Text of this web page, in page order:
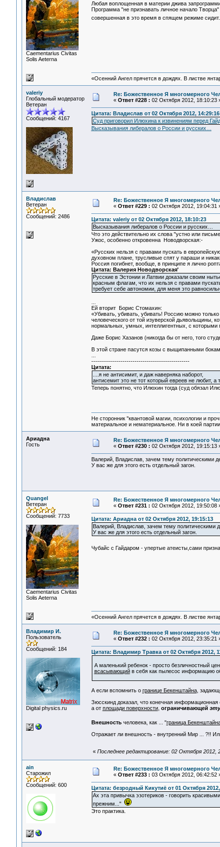
Сaementarius Civitas
Solis Aeterna
Любая воплощенная в материи джива
Программа "не признавать личное начало
совершенная в это время в спящем режиме
«Осенний Ангел прячется в дождях. В листве
valeriy
Глобальный модератор
Ветеран
Сообщений: 4167
Re: Божественное Я многомерного
« Ответ #228 : 02 Октября 2012, 18:10:23
Цитата: Владислав от 02 Октября 2012, 14:29:16
Суд приговорил Илюхина к извинениям перед
Высказывания либералов о России и русских…
Владислав
Ветеран
Сообщений: 2486
Re: Божественное Я многомерного
« Ответ #229 : 02 Октября 2012, 19:04:31
Цитата: valeriy от 02 Октября 2012, 18:10:23
Высказывания либералов о России и русских…
Что это действительно их слова "устно или
Ужос, особенно откровенна Новодворская:-
«Русских нельзя с правами пускать в
духовном плане, трусливые спят у параши и
Россия погибнет, вообще, в принципе я лично
Цитата: Валерия Новодворская'
Русские в Эстонии и Латвии доказали своим
красным флагам, что их нельзя с правами
требует себе автономии, для меня это
Ей вторит Борис Стомахин:
«Убивать, убивать, убивать! Россию можно
человеческого от той изуверской дьявольщины,
нормальных, умных, интеллигентных, с
Даже Борис Хазанов (никогда бы от него, того
В этой стране пасутся козы с выщипанными
--------------------------------------------------
Цитата:
....я не антисимит, и даж наверняка наборот,
антисемит это не тот который евреев не любит, а
Теперь понятно, что Илюхин тогда (суд обязал
Не сторонник "квантовой магии, психологии и
материальное и нематериальное. Ни в коей
Ариадна
Гость
Re: Божественное Я многомерного
« Ответ #230 : 02 Октября 2012, 19:15:13
Валерий, Владислав, зачем тему политическими
У вас же для этого есть отдельный загон.
Quangel
Ветеран
Сообщений: 7733
Сaementarius Civitas
Solis Aeterna
Re: Божественное Я многомерного
« Ответ #231 : 02 Октября 2012, 19:50:08
Цитата: Ариадна от 02 Октября 2012, 19:15:13
Валерий, Владислав, зачем тему политическими
У вас же для этого есть отдельный загон.
Чубайс с Гайдаром - упертые атеисты,сами
«Осенний Ангел прячется в дождях. В листве
Владимир И.
Пользователь
Сообщений: 184
Digital physics.ru
Re: Божественное Я многомерного
« Ответ #232 : 02 Октября 2012, 23:35:21
Цитата: Владимир Травка от 02 Октября 2012,
А маленький ребенок - просто безличностный
всасывающийв себя как пылесос информацию
А если вспомнить о границе Бекенштайна,
Зюсскинд доказал, что конечная
а от площади поверхности, ограничивающей эту
Внешностьчеловека, как ... "граница
Отражает ли внешность - внутренний Мир ... ?!!
« Последнее редактирование: 02 Октября 2012,
ain
Старожил
Сообщений: 600
Re: Божественное Я многомерного
« Ответ #233 : 03 Октября 2012, 06:42:52
Цитата: безродный Кикутиё от 01 Октября
Ах эта привычка эзотериков - говорить
прежним..."
Это практика.